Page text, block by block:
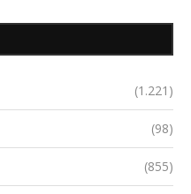
(1.221)
(98)
(855)